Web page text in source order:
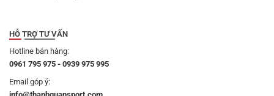
HỖ TRỢ TƯ VẤN
Hotline bán hàng:
0961 795 975 - 0939 975 995
Email góp ý:
info@thanhquansport.com